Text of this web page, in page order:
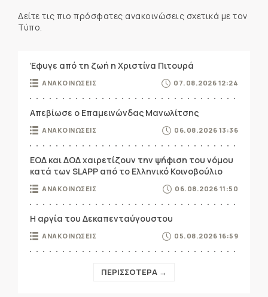
Δείτε τις πιο πρόσφατες ανακοινώσεις σχετικά με τον
Τύπο.
Έφυγε από τη ζωή η Χριστίνα Πιτουρά
ΑΝΑΚΟΙΝΩΣΕΙΣ 07.08.2026 12:24
Απεβίωσε ο Επαμεινώνδας Μανωλίτσης
ΑΝΑΚΟΙΝΩΣΕΙΣ 06.08.2026 13:36
ΕΟΔ και ΔΟΔ χαιρετίζουν την ψήφιση του νόμου
κατά των SLAPP από το Ελληνικό Κοινοβούλιο
ΑΝΑΚΟΙΝΩΣΕΙΣ 06.08.2026 11:50
Η αργία του Δεκαπενταύγουστου
ΑΝΑΚΟΙΝΩΣΕΙΣ 05.08.2026 16:59
ΠΕΡΙΣΣΟΤΕΡΑ →